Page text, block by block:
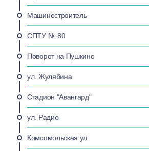
Машиностроитель
СПТУ № 80
Поворот на Пушкино
ул. Жулябина
Стадион "Авангард"
ул. Радио
Комсомольская ул.